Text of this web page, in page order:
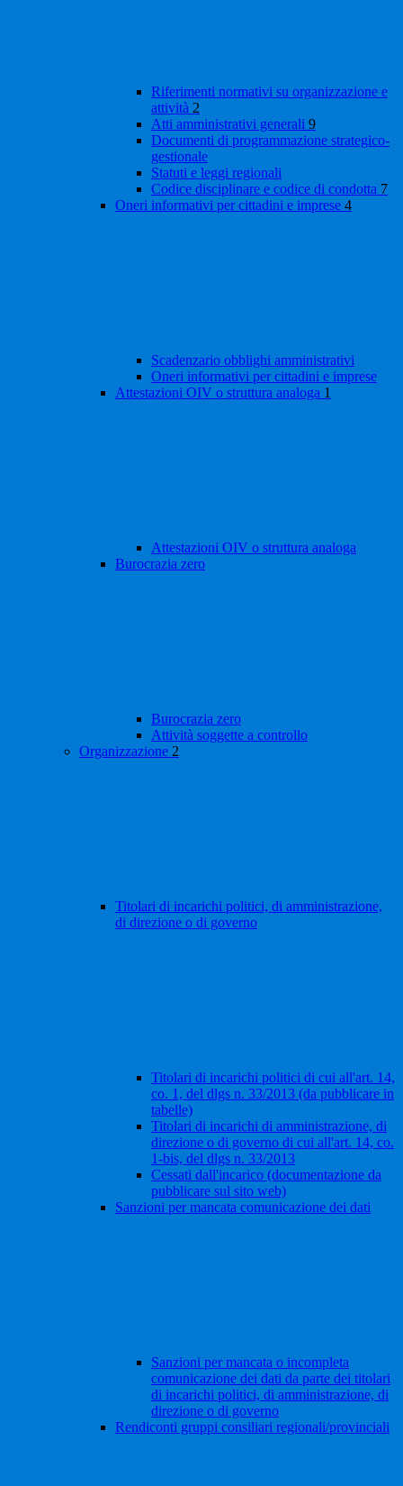
Riferimenti normativi su organizzazione e
attività 2
Atti amministrativi generali 9
Documenti di programmazione strategico-
gestionale
Statuti e leggi regionali
Codice disciplinare e codice di condotta 7
Oneri informativi per cittadini e imprese 4
Scadenzario obblighi amministrativi
Oneri informativi per cittadini e imprese
Attestazioni OIV o struttura analoga 1
Attestazioni OIV o struttura analoga
Burocrazia zero
Burocrazia zero
Attività soggette a controllo
Organizzazione 2
Titolari di incarichi politici, di amministrazione,
di direzione o di governo
Titolari di incarichi politici di cui all'art. 14,
co. 1, del dlgs n. 33/2013 (da pubblicare in
tabelle)
Titolari di incarichi di amministrazione, di
direzione o di governo di cui all'art. 14, co.
1-bis, del dlgs n. 33/2013
Cessati dall'incarico (documentazione da
pubblicare sul sito web)
Sanzioni per mancata comunicazione dei dati
Sanzioni per mancata o incompleta
comunicazione dei dati da parte dei titolari
di incarichi politici, di amministrazione, di
direzione o di governo
Rendiconti gruppi consiliari regionali/provinciali